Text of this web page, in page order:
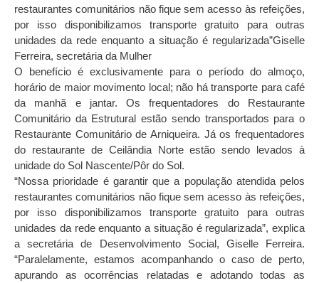
restaurantes comunitários não fique sem acesso às refeições,
por isso disponibilizamos transporte gratuito para outras
unidades da rede enquanto a situação é regularizada”Giselle
Ferreira, secretária da Mulher
O benefício é exclusivamente para o período do almoço,
horário de maior movimento local; não há transporte para café
da manhã e jantar. Os frequentadores do Restaurante
Comunitário da Estrutural estão sendo transportados para o
Restaurante Comunitário de Arniqueira. Já os frequentadores
do restaurante de Ceilândia Norte estão sendo levados à
unidade do Sol Nascente/Pôr do Sol.
“Nossa prioridade é garantir que a população atendida pelos
restaurantes comunitários não fique sem acesso às refeições,
por isso disponibilizamos transporte gratuito para outras
unidades da rede enquanto a situação é regularizada”, explica
a secretária de Desenvolvimento Social, Giselle Ferreira.
“Paralelamente, estamos acompanhando o caso de perto,
apurando as ocorrências relatadas e adotando todas as